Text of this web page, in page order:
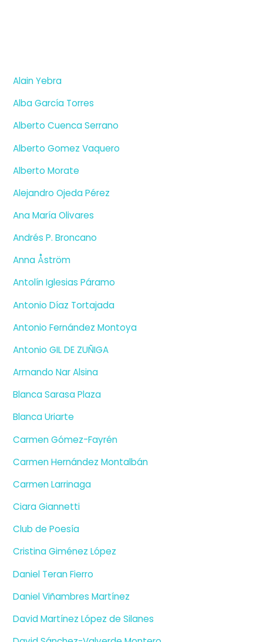
Alain Yebra
Alba García Torres
Alberto Cuenca Serrano
Alberto Gomez Vaquero
Alberto Morate
Alejandro Ojeda Pérez
Ana María Olivares
Andrés P. Broncano
Anna Åström
Antolín Iglesias Páramo
Antonio Díaz Tortajada
Antonio Fernández Montoya
Antonio GIL DE ZUÑIGA
Armando Nar Alsina
Blanca Sarasa Plaza
Blanca Uriarte
Carmen Gómez-Fayrén
Carmen Hernández Montalbán
Carmen Larrinaga
Ciara Giannetti
Club de Poesía
Cristina Giménez López
Daniel Teran Fierro
Daniel Viñambres Martínez
David Martínez López de Silanes